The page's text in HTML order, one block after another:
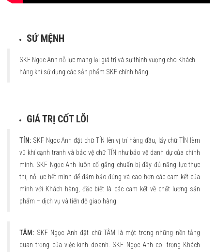
SỨ MỆNH
SKF Ngọc Anh nỗ lực mang lại giá trị và sự thịnh vượng cho Khách
hàng khi sử dụng các sản phẩm SKF chính hãng.
GIÁ TRỊ CỐT LÕI
TÍN: SKF Ngọc Anh đặt chữ TÍN lên vị trí hàng đầu, lấy chữ TÍN làm
vũ khí cạnh tranh và bảo vệ chữ TÍN như bảo vệ danh dự của chính
mình. SKF Ngọc Anh luôn cố gắng chuẩn bị đầy đủ năng lực thực
thi, nỗ lực hết mình để đảm bảo đúng và cao hơn các cam kết của
mình với Khách hàng, đặc biệt là các cam kết về chất lượng sản
phẩm – dịch vụ và tiến độ giao hàng.
TÂM: SKF Ngọc Anh đặt chữ TÂM là một trong những nền tảng
quan trọng của việc kinh doanh. SKF Ngọc Anh coi trọng Khách